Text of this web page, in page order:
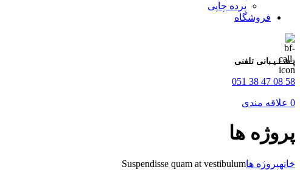
پرده چاپی
فروشگاه
پـشـتـیـبانی تلفنی
58 08 47 38 051
0 علاقه مندی
پروژه ها
خانهپروژه هاSuspendisse quam at vestibulum